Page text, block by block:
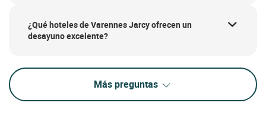
¿Qué hoteles de Varennes Jarcy ofrecen un
desayuno excelente?
Más preguntas